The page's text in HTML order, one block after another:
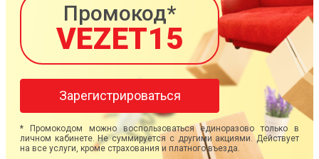
Промокод*
VEZET15
Зарегистрироваться
* Промокодом можно воспользоваться единоразово только в
личном кабинете. Не суммируется с другими акциями. Действует
на все услуги, кроме страхования и платного въезда.